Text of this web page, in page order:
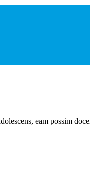
eam possim